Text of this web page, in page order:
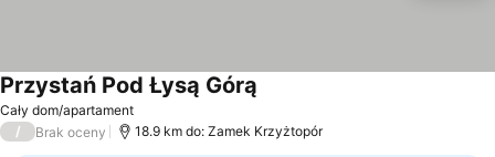
Cały dom/apartament
Przystań Pod Łysą Górą
/ Brak oceny 18.9 km do: Zamek Krzyżtopór